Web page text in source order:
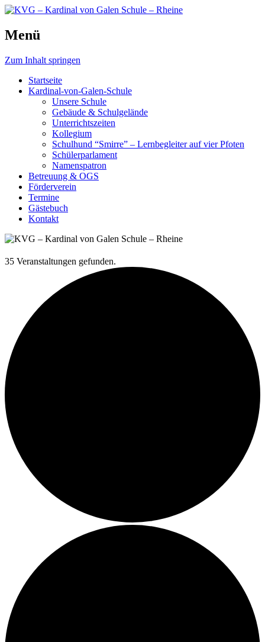
KVG – Kardinal von Galen
Schule – Rheine
Schule, die bewegt.
Menü
Zum Inhalt springen
Startseite
Kardinal-von-Galen-Schule
Unsere Schule
Gebäude & Schulgelände
Unterrichtszeiten
Kollegium
Schulhund “Smirre” – Lernbegleiter auf vier Pfoten
Schülerparlament
Namenspatron
Betreuung & OGS
Förderverein
Termine
Gästebuch
Kontakt
35 Veranstaltungen gefunden.